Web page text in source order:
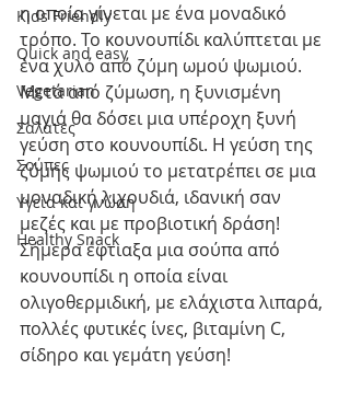
Kids Friendly
Quick and easy
Vegetarian
Σαλάτες
Σούπες
Υγεία και γνώση
Healthy Snack
η οποία γίνεται με ένα μοναδικό
τρόπο. Το κουνουπίδι καλύπτεται με
ένα χυλό από ζύμη ωμού ψωμιού.
Μετά από ζύμωση, η ξυνισμένη
μαγιά θα δόσει μια υπέροχη ξυνή
γεύση στο κουνουπίδι. Η γεύση της
ζύμης ψωμιού το μετατρέπει σε μια
μοναδική λιχουδιά, ιδανική σαν
μεζές και με προβιοτική δράση!
Σήμερα έφτιαξα μια σούπα από
κουνουπίδι η οποία είναι
ολιγοθερμιδική, με ελάχιστα λιπαρά,
πολλές φυτικές ίνες, βιταμίνη C,
σίδηρο και γεμάτη γεύση!